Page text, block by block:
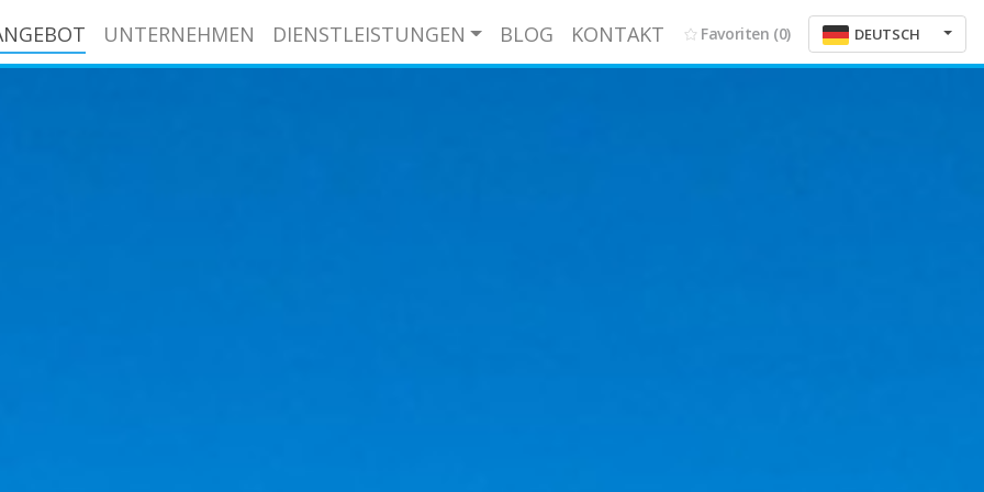
UNTERNEHMEN DIENSTLEISTUNGEN BLOG KONTAKT Favoriten (0) DEUTSCH